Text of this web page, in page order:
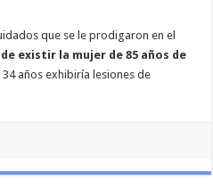
que se le prodigaron en el
existir la mujer de 85 años de
años exhibiría lesiones de